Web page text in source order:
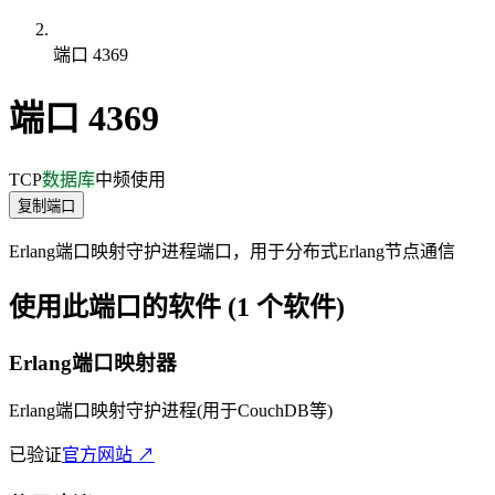
端口 4369
端口 4369
TCP数据库中频使用
复制端口
Erlang端口映射守护进程端口，用于分布式Erlang节点通信
使用此端口的软件 (1 个软件)
Erlang端口映射器
Erlang端口映射守护进程(用于CouchDB等)
已验证官方网站 ↗